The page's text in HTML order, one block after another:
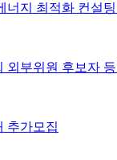
너지 최적화 컨설팅
부위원 후보자
추가모집